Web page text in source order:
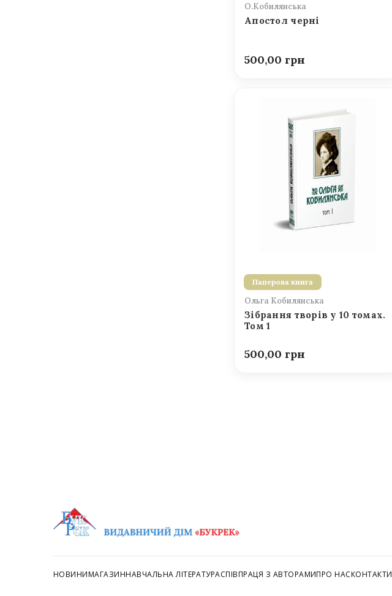
О.Кобилянська
Апостол черні
500,00
Паперова книга
Ольга Кобилянська
Зібрання творів у 10 томах.
Том 1
500,00
НОВИНИМАГАЗИННАВЧАЛЬНА ЛІТЕРАТУРАСПІВПРАЦЯ З АВТОРАМИПРО НАСКОНТАКТИ